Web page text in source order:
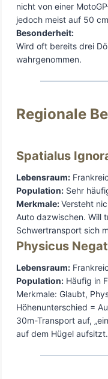
nicht von einer
jedoch meist auf 50
Besonderheit:
Wird oft bereits drei
wahrgenommen.
Regionale
Spatialus
Lebensraum:
Population: Sehr
Merkmale:Versteht
Auto dazwischen. Will
Schwertransport sich
Physicus
Lebensraum:
Population: Häufig in
Merkmale: Glaubt,
Höhenunterschied =
30m-Transport auf,
auf dem Hügel aufsitzt.